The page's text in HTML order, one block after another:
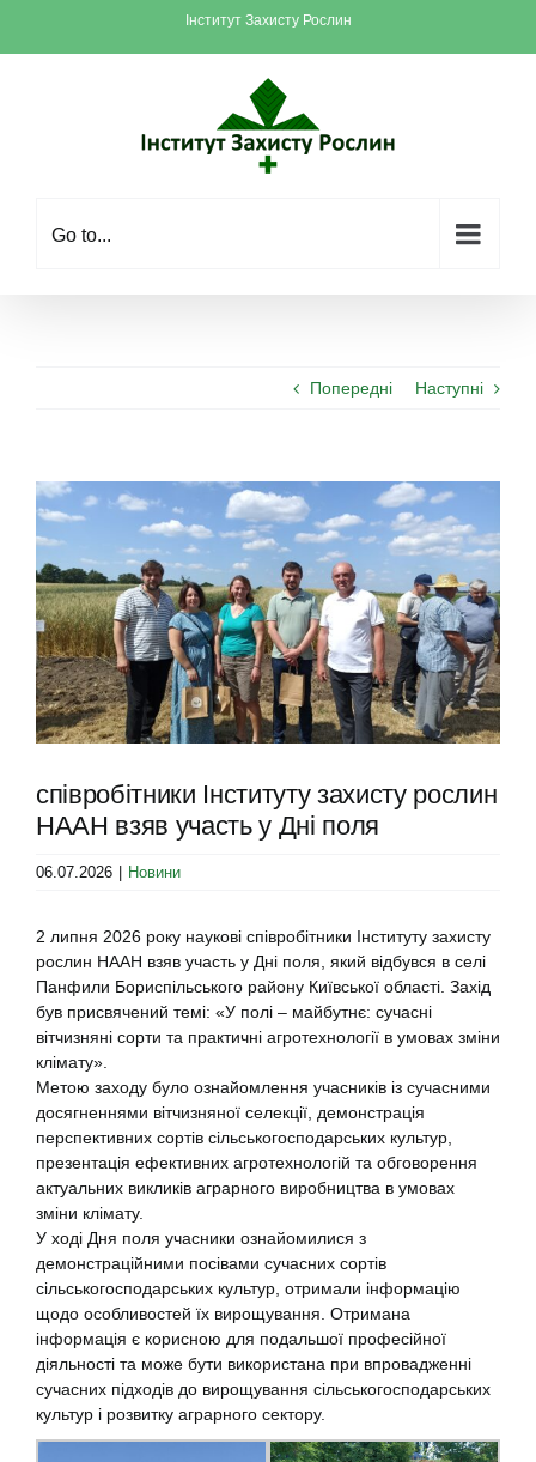
Інститут Захисту Рослин
Go to...
Попередні Наступні
View
Larger
Image
співробітники Інституту захисту рослин
НААН взяв участь у Дні поля
06.07.2026 | Новини
2 липня 2026 року наукові співробітники Інституту захисту
рослин НААН взяв участь у Дні поля, який відбувся в селі
Панфили Бориспільського району Київської області. Захід
був присвячений темі: «У полі – майбутнє: сучасні
вітчизняні сорти та практичні агротехнології в умовах зміни
клімату».
Метою заходу було ознайомлення учасників із сучасними
досягненнями вітчизняної селекції, демонстрація
перспективних сортів сільськогосподарських культур,
презентація ефективних агротехнологій та обговорення
актуальних викликів аграрного виробництва в умовах
зміни клімату.
У ході Дня поля учасники ознайомилися з
демонстраційними посівами сучасних сортів
сільськогосподарських культур, отримали інформацію
щодо особливостей їх вирощування. Отримана
інформація є корисною для подальшої професійної
діяльності та може бути використана при впровадженні
сучасних підходів до вирощування сільськогосподарських
культур і розвитку аграрного сектору.